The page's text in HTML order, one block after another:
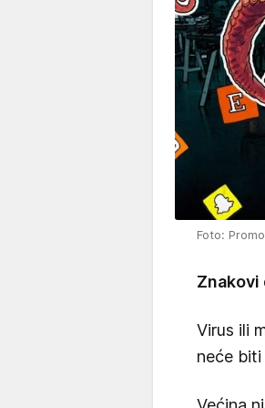
Foto:
Znakovi
Virus ili
neće biti